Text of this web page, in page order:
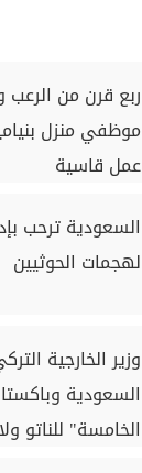
ربع قرن من الرعب
موظفي منزل
عمل قاسية
السعودية ترحب
لهجمات الحوثيين
وزير الخارجية
السعودية
الخامسة" للناتو